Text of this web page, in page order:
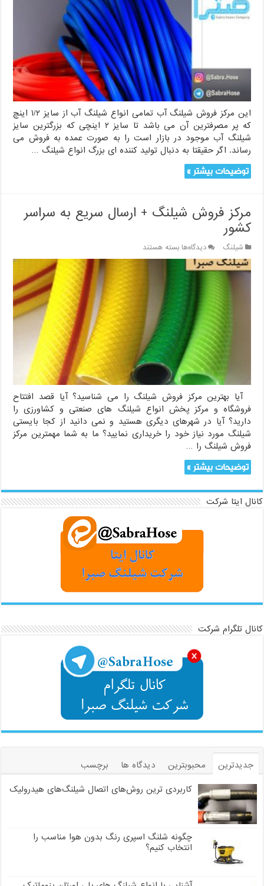
آب
+
ارسال
به
سراسر
ایران
این مرکز فروش شیلنگ آب تمامی انواع شیلنگ آب از سایز ۱/۲ اینچ
که پر مصرفترین آن می باشد تا سایز ۲ اینچی که بزرگترین سایز
شیلنگ آب موجود در بازار است را به صورت عمده به فروش می
رساند. اگر حقیقتا به دنبال تولید کننده ای بزرگ انواع شیلنگ …
توضیحات بیشتر »
مرکز فروش شیلنگ + ارسال سریع به سراسر
کشور
شیلنگ دیدگاه‌هابرای
مرکز
ارسال
سریع
به
سراسر
کشور
بسته هستند
آیا بهترین مرکز فروش شیلنگ را می شناسید؟ آیا قصد افتتاح
فروشگاه و مرکز پخش انواع شیلنگ های صنعتی و کشاورزی را
دارید؟ آیا در شهرهای دیگری هستید و نمی دانید از کجا بایستی
شیلنگ مورد نیاز خود را خریداری نمایید؟ ما به شما مهمترین مرکز
فروش شیلنگ را …
توضیحات بیشتر »
کانال ایتا شرکت
کانال تلگرام شرکت
جدیدترین محبوبترین دیدگاه ها
برچسب
کاربردی ترین روش‌های اتصال شیلنگ‌های هیدرولیک
چگونه شلنگ اسپری رنگ بدون هوا مناسب را
انتخاب کنیم؟